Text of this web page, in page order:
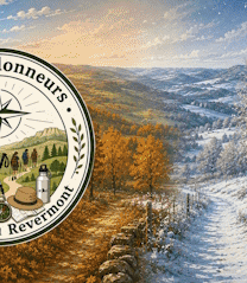
Exporter les lignes
Exporter toutes les
Exporter uniquement les
Menu
?>
Images de la page d'accueil
Cliquez pour éditer
Texte, bouton et/ou